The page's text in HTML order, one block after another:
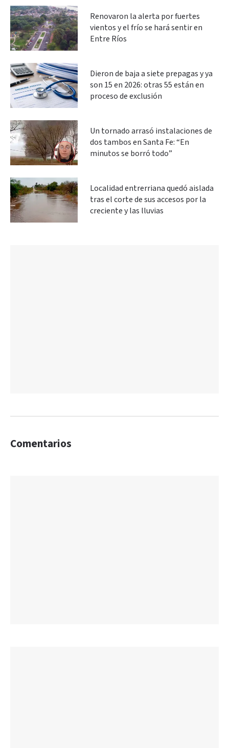
Renovaron la alerta por fuertes
vientos y el frío se hará sentir en
Entre Ríos
Dieron de baja a siete prepagas y ya
son 15 en 2026: otras 55 están en
proceso de exclusión
Un tornado arrasó instalaciones de
dos tambos en Santa Fe: “En
minutos se borró todo”
Localidad entrerriana quedó aislada
tras el corte de sus accesos por la
creciente y las lluvias
Comentarios